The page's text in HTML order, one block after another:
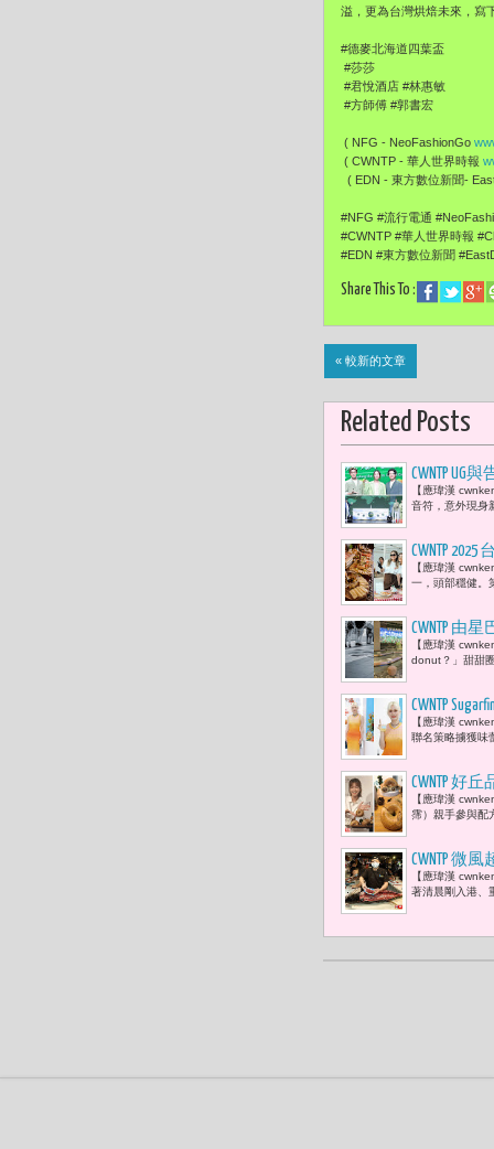
溢，更為台灣烘焙未來，寫
#德麥北海道四葉盃
#莎莎
#君悅酒店 #林惠敏
#方師傅 #郭書宏
( NFG - NeoFashionGo
( CWNTP - 華人世界時報
( EDN - 東方數位新聞-
#NFG #流行電通
#CWNTP #華人世界時報
#EDN #東方數位新聞
Share This To :
« 較新的文章
Related Posts
CWNTP
茶」與「
【應瑋漢
音符，意外現身
CWNTP
貨、餐飲
【應瑋漢
一，頭部穩健。
CWNTP 由
人潮看都
【應瑋漢
donut？」甜甜
CWNTP
【應瑋漢
聯名策略擄獲味
CWNTP 好
了豬血糕
【應瑋漢
霈）親手參與配
CWNTP 微
【應瑋漢
著清晨剛入港、